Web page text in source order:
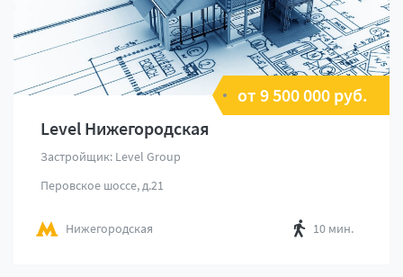
от 9 500 000 руб.
Level Нижегородская
Застройщик: Level Group
Перовское шоссе, д.21
Нижегородская 10 мин.